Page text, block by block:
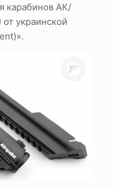
карабинов АК/
украинской